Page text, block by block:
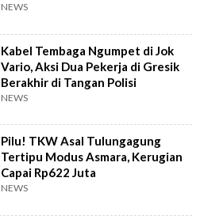
NEWS
Kabel Tembaga Ngumpet di Jok
Vario, Aksi Dua Pekerja di Gresik
Berakhir di Tangan Polisi
NEWS
Pilu! TKW Asal Tulungagung
Tertipu Modus Asmara, Kerugian
Capai Rp622 Juta
NEWS